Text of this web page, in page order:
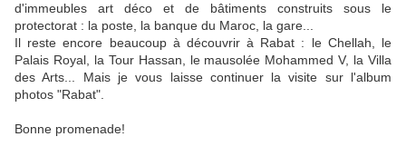
d'immeubles art déco et de bâtiments construits sous le
protectorat : la poste, la banque du Maroc, la gare...
Il reste encore beaucoup à découvrir à Rabat : le Chellah, le
Palais Royal, la Tour Hassan, le mausolée Mohammed V, la Villa
des Arts... Mais je vous laisse continuer la visite sur l'album
photos "Rabat".
Bonne promenade!